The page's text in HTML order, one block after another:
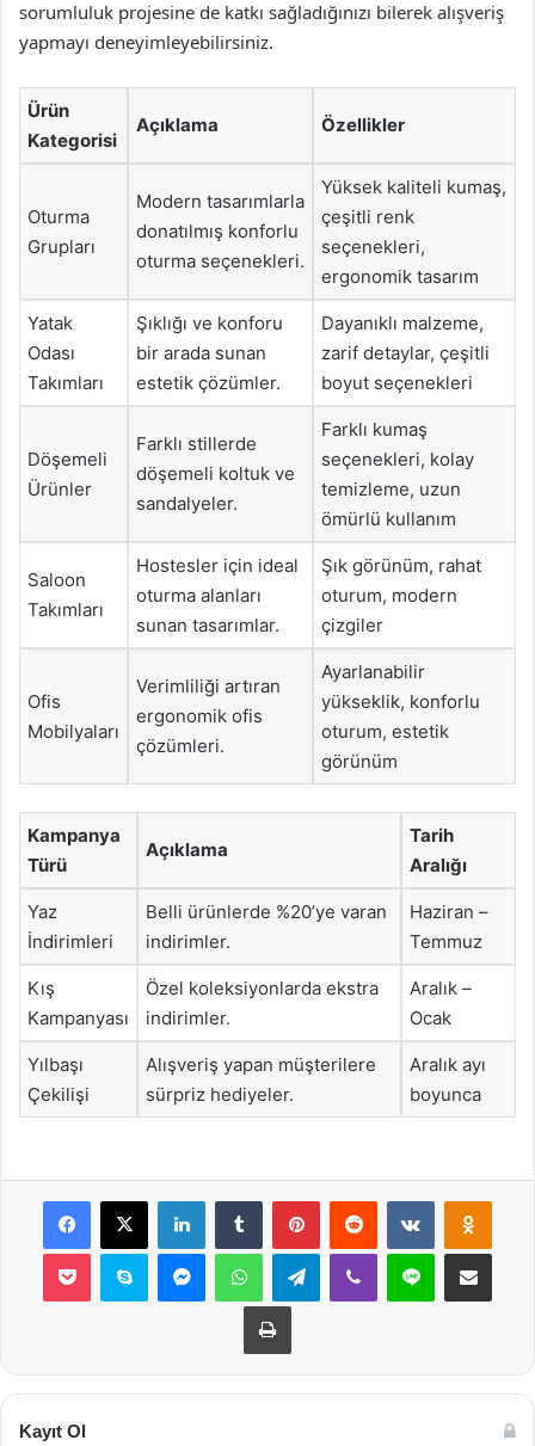
sorumluluk projesine de katkı sağladığınızı bilerek alışveriş
yapmayı deneyimleyebilirsiniz.
Ürün
Kategorisi
Açıklama Özellikler
Oturma
Grupları
Modern tasarımlarla
donatılmış konforlu
oturma seçenekleri.
Yüksek kaliteli kumaş,
çeşitli renk
seçenekleri,
ergonomik tasarım
Yatak
Odası
Takımları
Şıklığı ve konforu
bir arada sunan
estetik çözümler.
Dayanıklı malzeme,
zarif detaylar, çeşitli
boyut seçenekleri
Döşemeli
Ürünler
Farklı stillerde
döşemeli koltuk ve
sandalyeler.
Farklı kumaş
seçenekleri, kolay
temizleme, uzun
ömürlü kullanım
Saloon
Takımları
Hostesler için ideal
oturma alanları
sunan tasarımlar.
Şık görünüm, rahat
oturum, modern
çizgiler
Ofis
Mobilyaları
Verimliliği artıran
ergonomik ofis
çözümleri.
Ayarlanabilir
yükseklik, konforlu
oturum, estetik
görünüm
Kampanya
Türü
Açıklama
Tarih
Aralığı
Yaz
İndirimleri
Belli ürünlerde %20’ye varan
indirimler.
Haziran –
Temmuz
Kış
Kampanyası
Özel koleksiyonlarda ekstra
indirimler.
Aralık –
Ocak
Yılbaşı
Çekilişi
Alışveriş yapan müşterilere
sürpriz hediyeler.
Aralık ayı
boyunca
Facebook
X LinkedInTumblr PinterestReddit VKontakte
Pocket Skype MessengerWhatsAppTelegramViber Line E-Posta ile
Yazdır
Kayıt Ol